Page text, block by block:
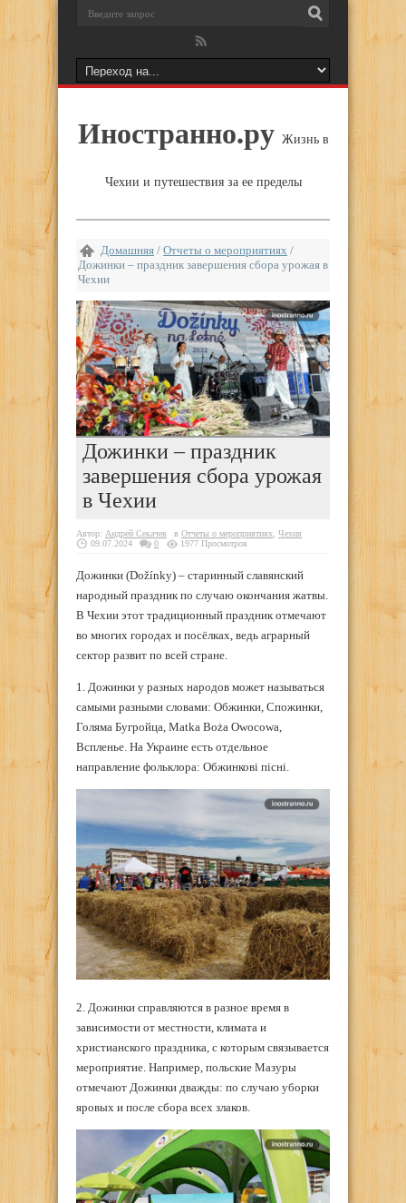
Иностранно.ру Жизнь в
Чехии и путешествия за ее пределы
Домашняя / Отчеты о мероприятиях /
Дожинки – праздник завершения сбора урожая в
Чехии
Дожинки – праздник
завершения сбора урожая
в Чехии
Автор: Андрей Секачев в Отчеты о мероприятиях Чехия
09.07.2024
0 1977 Просмотров
Дожинки (Dožínky) – старинный славянский
народный праздник по случаю окончания жатвы.
В Чехии этот традиционный праздник отмечают
во многих городах и посёлках, ведь аграрный
сектор развит по всей стране.
1. Дожинки у разных народов может называться
самыми разными словами: Обжинки, Спожинки,
Голяма Бугройца, Matka Boża Owocowa,
Вспленье. На Украине есть отдельное
направление фольклора: Обжинкові пісні.
2. Дожинки справляются в разное время в
зависимости от местности, климата и
христианского праздника, с которым связывается
мероприятие. Например, польские Мазуры
отмечают Дожинки дважды: по случаю уборки
яровых и после сбора всех злаков.